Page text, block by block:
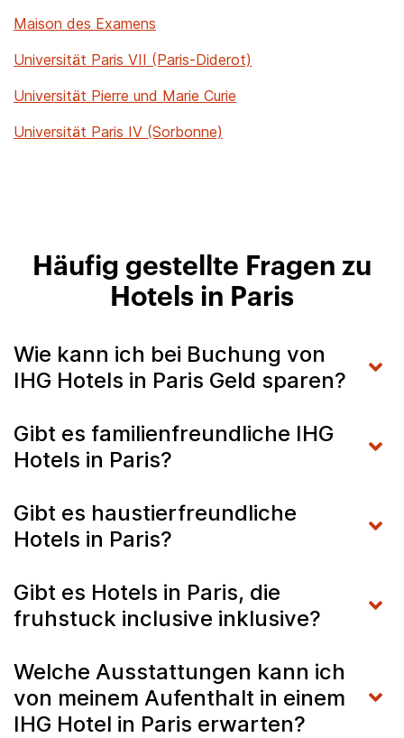
Maison des Examens
Universität Paris VII (Paris-Diderot)
Universität Pierre und Marie Curie
Universität Paris IV (Sorbonne)
Häufig gestellte Fragen zu
Hotels in Paris
Wie kann ich bei Buchung von
IHG Hotels in Paris Geld sparen?
Gibt es familienfreundliche IHG
Hotels in Paris?
Gibt es haustierfreundliche
Hotels in Paris?
Gibt es Hotels in Paris, die
fruhstuck inclusive inklusive?
Welche Ausstattungen kann ich
von meinem Aufenthalt in einem
IHG Hotel in Paris erwarten?